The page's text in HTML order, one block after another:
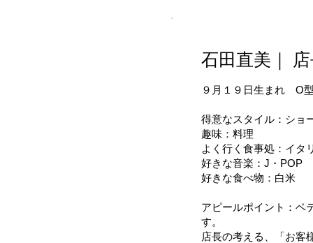
石田直美｜
９月１９日生まれ O
得意なスタイル：ショ
趣味：料理
よく行く食事処：イタ
好きな音楽：J・POP
​好きな食べ物：白米
アピールポイント：ベ
す。
店長の考える、「お客